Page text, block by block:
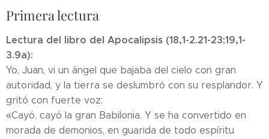
Primera lectura
Lectura del libro del Apocalipsis (18,1-2.21-23;19,1-
3.9a):
Yo, Juan, vi un ángel que bajaba del cielo con gran
autoridad, y la tierra se deslumbró con su resplandor. Y
gritó con fuerte voz:
«Cayó, cayó la gran Babilonia. Y se ha convertido en
morada de demonios, en guarida de todo espíritu